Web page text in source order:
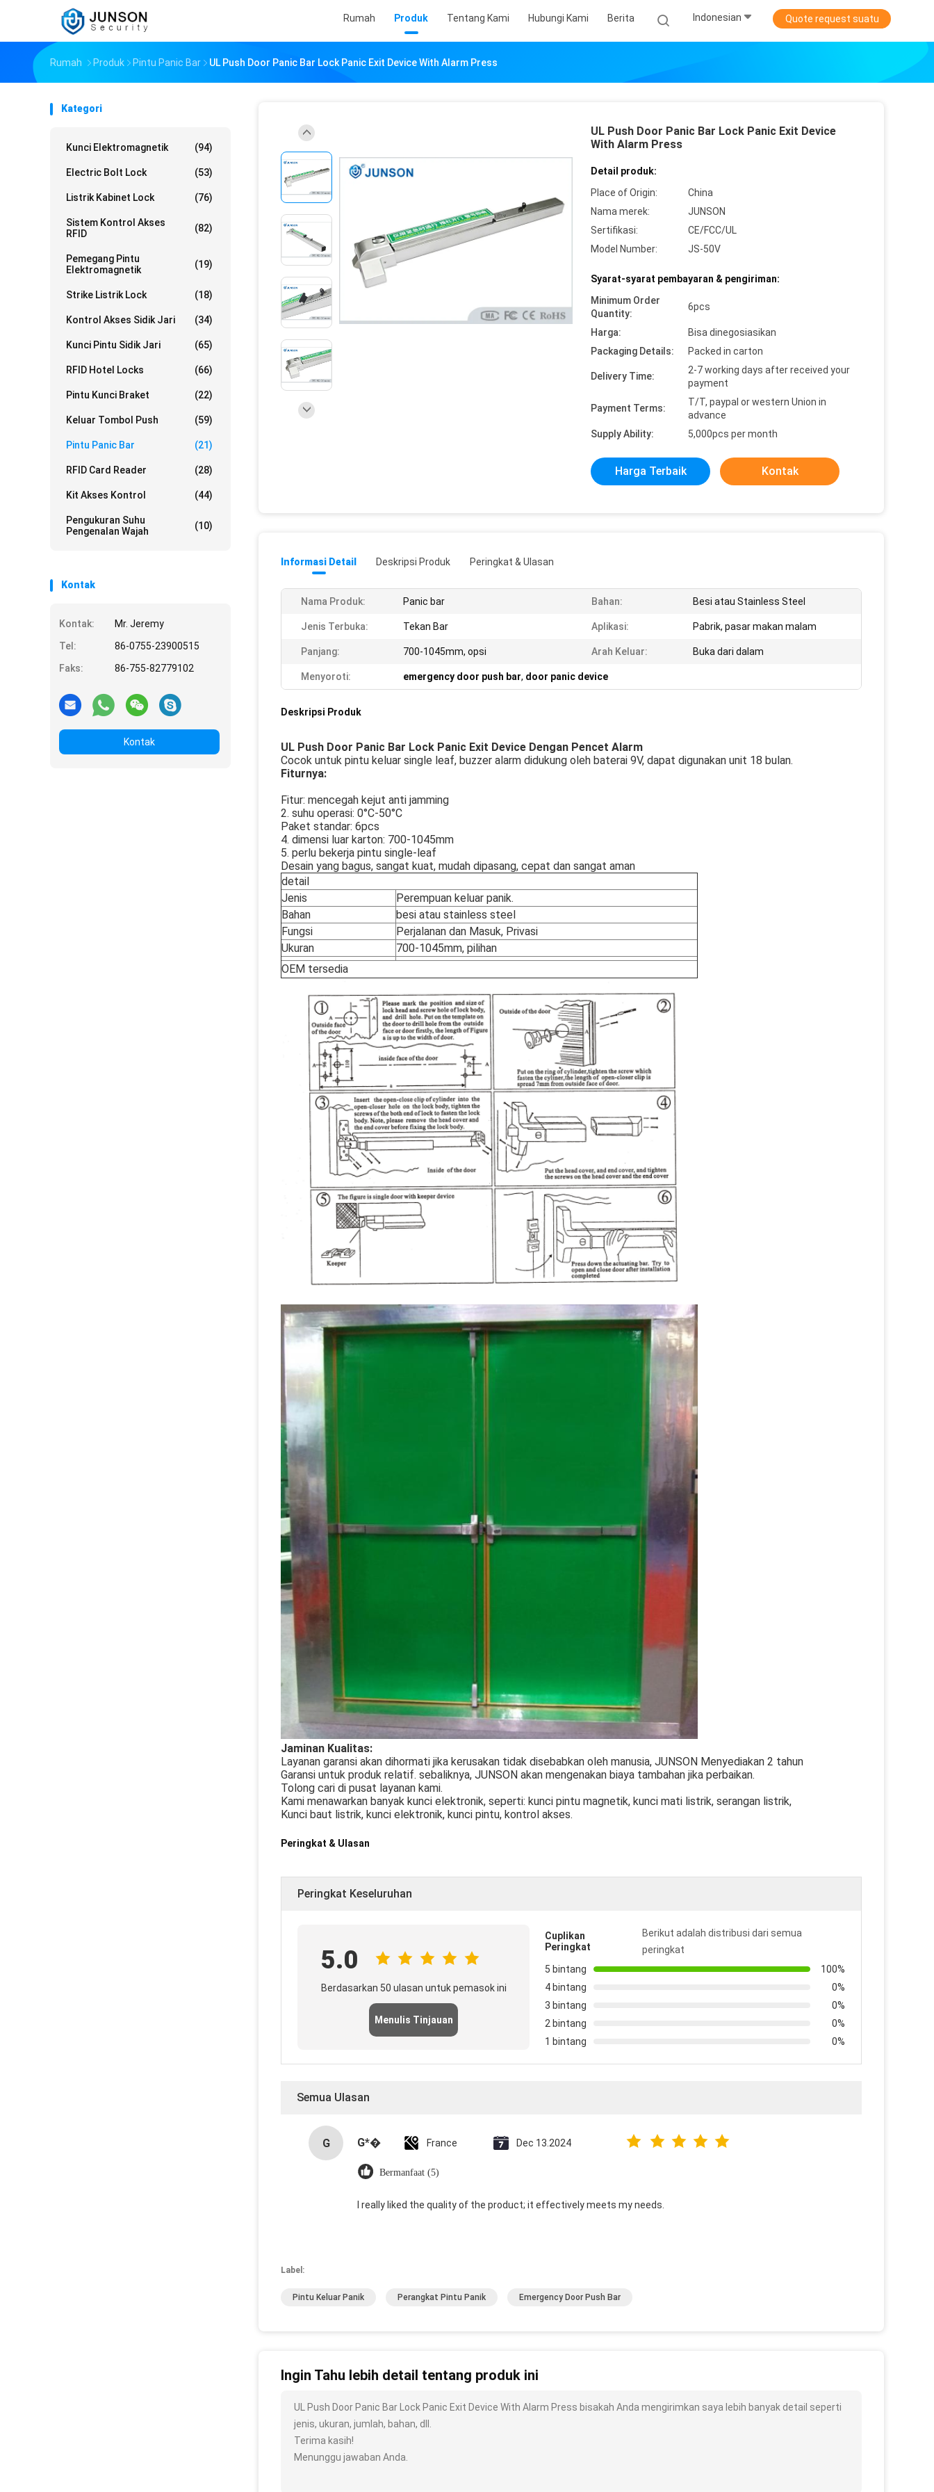
Rumah Produk Tentang Kami Hubungi Kami Berita Indonesian Quote request suatu
Rumah Produk Pintu Panic Bar UL Push Door Panic Bar Lock Panic Exit Device With Alarm Press
Kategori
Kunci Elektromagnetik (94)
Electric Bolt Lock (53)
Listrik Kabinet Lock (76)
Sistem Kontrol Akses
RFID
(82)
Pemegang Pintu
Elektromagnetik
(19)
Strike Listrik Lock (18)
Kontrol Akses Sidik Jari (34)
Kunci Pintu Sidik Jari (65)
RFID Hotel Locks (66)
Pintu Kunci Braket (22)
Keluar Tombol Push (59)
Pintu Panic Bar (21)
RFID Card Reader (28)
Kit Akses Kontrol (44)
Pengukuran Suhu
Pengenalan Wajah
(10)
Kontak
Kontak:
Mr. Jeremy
Tel:
86-0755-23900515
Faks:
86-755-82779102
Kontak
UL Push Door Panic Bar Lock Panic Exit Device
With Alarm Press
Detail produk:
Place of Origin:
China
Nama merek:
JUNSON
Sertifikasi:
CE/FCC/UL
Model Number:
JS-50V
Syarat-syarat pembayaran & pengiriman:
Minimum Order
Quantity:
6pcs
Harga:
Bisa dinegosiasikan
Packaging Details:
Packed in carton
Delivery Time:
2-7 working days after received your
payment
Payment Terms:
T/T, paypal or western Union in
advance
Supply Ability:
5,000pcs per month
Harga Terbaik Kontak
Informasi Detail Deskripsi Produk Peringkat & Ulasan
Nama Produk: Panic bar Bahan: Besi atau Stainless Steel
Jenis Terbuka: Tekan Bar Aplikasi: Pabrik, pasar makan malam
Panjang: 700-1045mm, opsi Arah Keluar: Buka dari dalam
Menyoroti: emergency door push bar, door panic device
Deskripsi Produk
UL Push Door Panic Bar Lock Panic Exit Device Dengan Pencet Alarm
Cocok untuk pintu keluar single leaf, buzzer alarm didukung oleh baterai 9V, dapat digunakan unit 18 bulan.
Fiturnya:
Fitur: mencegah kejut anti jamming
2. suhu operasi: 0°C-50°C
Paket standar: 6pcs
4. dimensi luar karton: 700-1045mm
5. perlu bekerja pintu single-leaf
Desain yang bagus, sangat kuat, mudah dipasang, cepat dan sangat aman
detail
Jenis
Perempuan keluar panik.
Bahan
besi atau stainless steel
Fungsi
Perjalanan dan Masuk, Privasi
Ukuran
700-1045mm, pilihan
OEM tersedia
Jaminan Kualitas:
Layanan garansi akan dihormati jika kerusakan tidak disebabkan oleh manusia, JUNSON Menyediakan 2 tahun
Garansi untuk produk relatif. sebaliknya, JUNSON akan mengenakan biaya tambahan jika perbaikan.
Tolong cari di pusat layanan kami.
Kami menawarkan banyak kunci elektronik, seperti: kunci pintu magnetik, kunci mati listrik, serangan listrik,
Kunci baut listrik, kunci elektronik, kunci pintu, kontrol akses.
Peringkat & Ulasan
Peringkat Keseluruhan
5.0
Berdasarkan 50 ulasan untuk pemasok ini
Menulis Tinjauan
Cuplikan
Peringkat
Berikut adalah distribusi dari semua
peringkat
5 bintang
100%
4 bintang
0%
3 bintang
0%
2 bintang
0%
1 bintang
0%
Semua Ulasan
G G*� France Dec 13.2024
Bermanfaat (5)
I really liked the quality of the product; it effectively meets my needs.
Label:
Pintu Keluar Panik Perangkat Pintu Panik Emergency Door Push Bar
Ingin Tahu lebih detail tentang produk ini
UL Push Door Panic Bar Lock Panic Exit Device With Alarm Press bisakah Anda mengirimkan saya lebih banyak detail seperti
jenis, ukuran, jumlah, bahan, dll.
Terima kasih!
Menunggu jawaban Anda.